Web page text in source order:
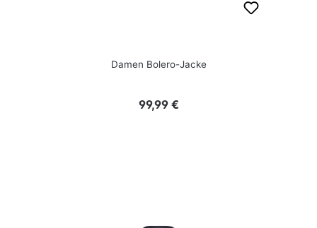
Damen Bolero-Jacke
Regulärer Preis:
99,99 €